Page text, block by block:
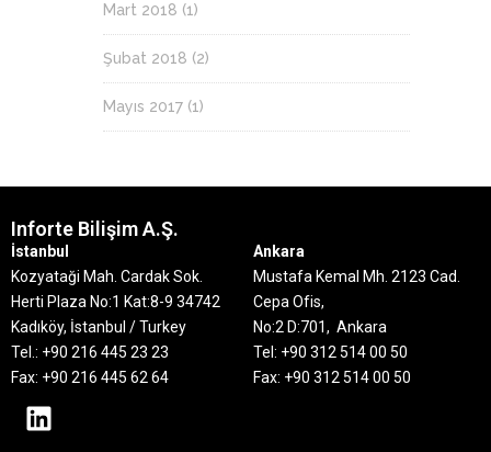
Mart 2018 (1)
Şubat 2018 (2)
Mayıs 2017 (1)
Inforte Bilişim A.Ş.
İstanbul
Kozyataği Mah. Cardak Sok.
Herti Plaza No:1 Kat:8-9 34742
Kadıköy, İstanbul / Turkey
Tel.: +90 216 445 23 23
Fax: +90 216 445 62 64
Ankara
Mustafa Kemal Mh. 2123 Cad.
Cepa Ofis,
No:2 D:701, Ankara
Tel: +90 312 514 00 50
Fax: +90 312 514 00 50